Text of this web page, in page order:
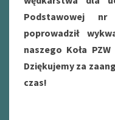
Podstawowej
poprowadził
naszego Koła
Dziękujemy za
czas!